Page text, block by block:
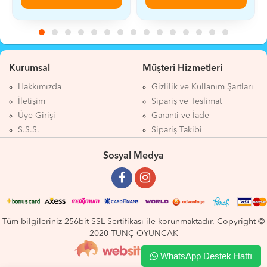
Kurumsal
Hakkımızda
İletişim
Üye Girişi
S.S.S.
Müşteri Hizmetleri
Gizlilik ve Kullanım Şartları
Sipariş ve Teslimat
Garanti ve İade
Sipariş Takibi
Sosyal Medya
Tüm bilgileriniz 256bit SSL Sertifikası ile korunmaktadır. Copyright ©
2020 TUNÇ OYUNCAK
WhatsApp Destek Hattı